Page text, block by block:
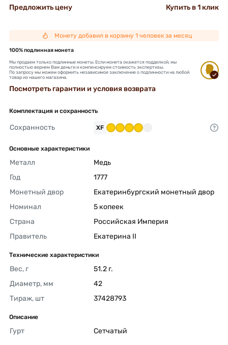
Предложить цену Купить в 1 клик
Монету добавил в корзину 1 человек за месяц
100% подлинная монета
Мы продаем только подлинные монеты. Если монета окажется подделкой, мы
полностью вернем Вам деньги и компенсируем стоимость экспертизы.
По запросу мы можем оформить независимое заключение о подлинности на любой
товар из нашего магазина.
Посмотреть гарантии и условия возврата
Комплектация и сохранность
Сохранность XF
Основные характеристики
Металл
Медь
Год
1777
Монетный двор
Екатеринбургский монетный двор
Номинал
5 копеек
Страна
Российская Империя
Правитель
Екатерина II
Технические характеристики
Вес, г
51.2 г.
Диаметр, мм
42
Тираж, шт
37428793
Описание
Гурт Сетчатый